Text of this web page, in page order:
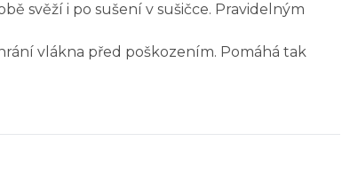
svěží i po sušení v sušičce. Pravidelným
vlákna před poškozením. Pomáhá tak